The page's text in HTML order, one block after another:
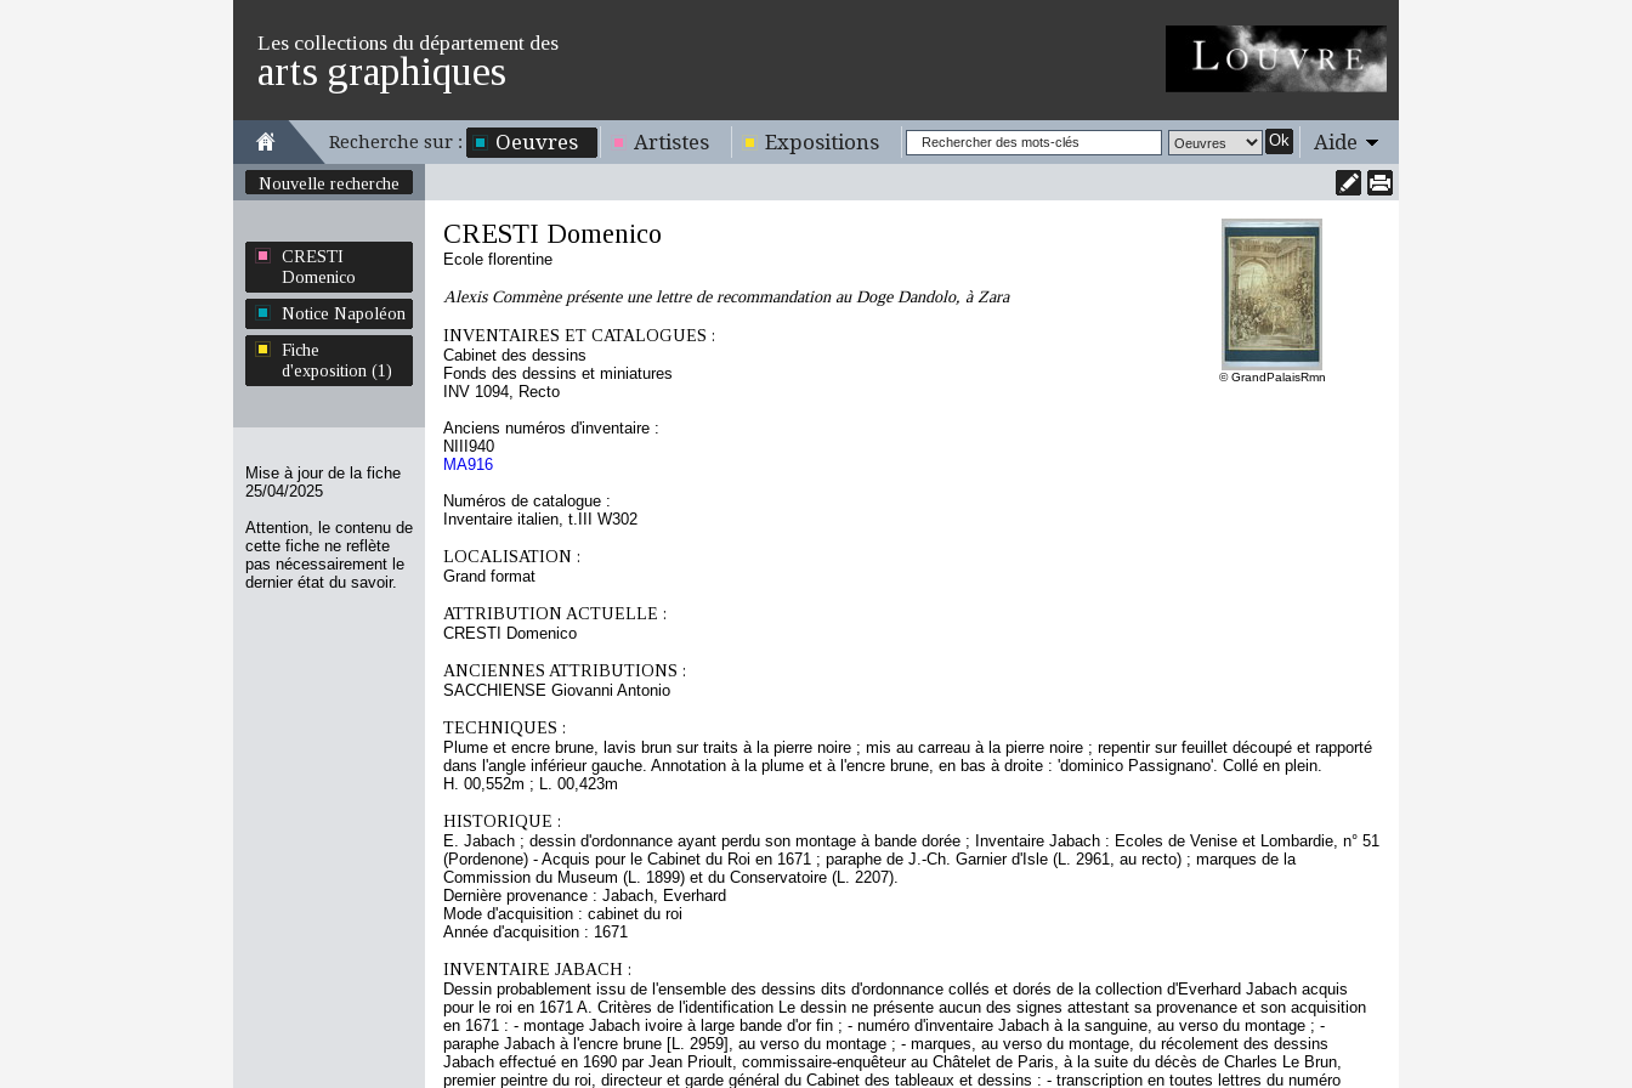
Les collections du département des
arts graphiques
Recherche sur : Oeuvres Artistes Expositions Ok Aide
Nouvelle recherche
CRESTI
Domenico
Notice Napoléon
Fiche
d'exposition (1)
Mise à jour de la fiche
25/04/2025
Attention, le contenu de
cette fiche ne reflète
pas nécessairement le
dernier état du savoir.
© GrandPalaisRmn
CRESTI Domenico
Ecole florentine
Alexis Commène présente une lettre de recommandation au Doge Dandolo, à Zara
INVENTAIRES ET CATALOGUES :
Cabinet des dessins
Fonds des dessins et miniatures
INV 1094, Recto
Anciens numéros d'inventaire :
NIII940
MA916
Numéros de catalogue :
Inventaire italien, t.III W302
LOCALISATION :
Grand format
ATTRIBUTION ACTUELLE :
CRESTI Domenico
ANCIENNES ATTRIBUTIONS :
SACCHIENSE Giovanni Antonio
TECHNIQUES :
Plume et encre brune, lavis brun sur traits à la pierre noire ; mis au carreau à la pierre noire ; repentir sur feuillet découpé et rapporté
dans l'angle inférieur gauche. Annotation à la plume et à l'encre brune, en bas à droite : 'dominico Passignano'. Collé en plein.
H. 00,552m ; L. 00,423m
HISTORIQUE :
E. Jabach ; dessin d'ordonnance ayant perdu son montage à bande dorée ; Inventaire Jabach : Ecoles de Venise et Lombardie, n° 51
(Pordenone) - Acquis pour le Cabinet du Roi en 1671 ; paraphe de J.-Ch. Garnier d'Isle (L. 2961, au recto) ; marques de la
Commission du Museum (L. 1899) et du Conservatoire (L. 2207).
Dernière provenance : Jabach, Everhard
Mode d'acquisition : cabinet du roi
Année d'acquisition : 1671
INVENTAIRE JABACH :
Dessin probablement issu de l'ensemble des dessins dits d'ordonnance collés et dorés de la collection d'Everhard Jabach acquis
pour le roi en 1671 A. Critères de l'identification Le dessin ne présente aucun des signes attestant sa provenance et son acquisition
en 1671 : - montage Jabach ivoire à large bande d'or fin ; - numéro d'inventaire Jabach à la sanguine, au verso du montage ; -
paraphe Jabach à l'encre brune [L. 2959], au verso du montage ; - marques, au verso du montage, du récolement des dessins
Jabach effectué en 1690 par Jean Prioult, commissaire-enquêteur au Châtelet de Paris, à la suite du décès de Charles Le Brun,
premier peintre du roi, directeur et garde général du Cabinet des tableaux et dessins : - transcription en toutes lettres du numéro